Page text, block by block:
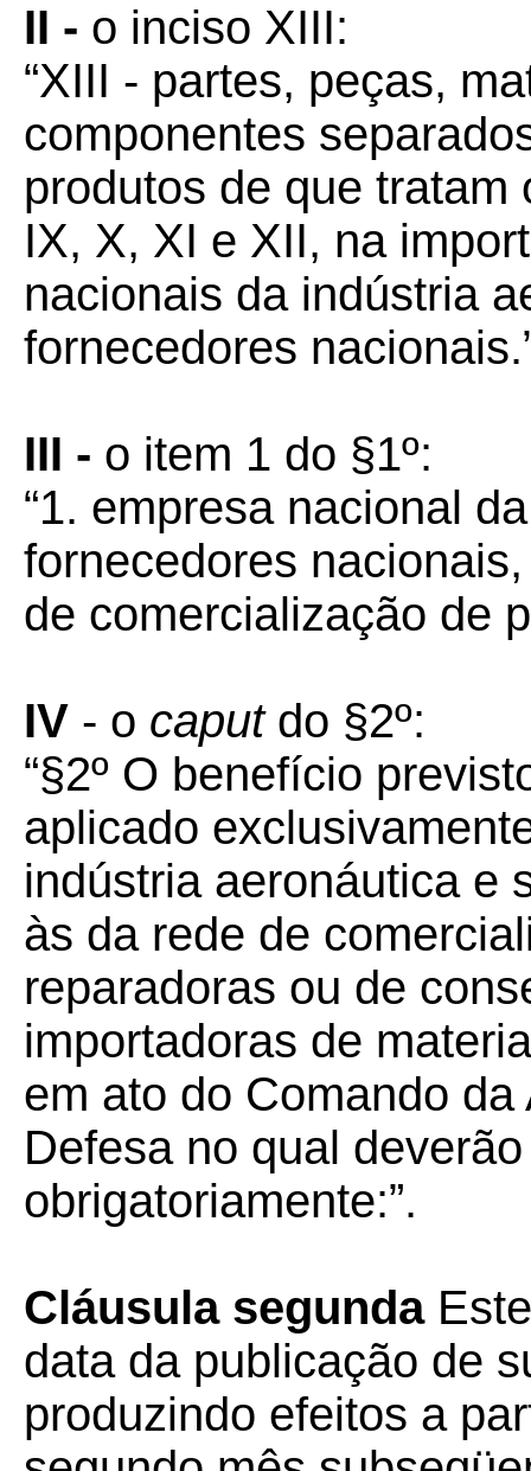
II - o inciso XIII:
“XIII - partes, peças,
componentes
produtos de que tratam
IX, X, XI e XII, na
nacionais da indústria
fornecedores
III - o item 1 do §1º:
“1. empresa nacional
fornecedores
de comercialização de
IV - o caputdo §2º:
“§2º O benefício
aplicado
indústria aeronáutica e
às da rede de
reparadoras ou de
importadoras de
em ato do Comando
Defesa no qual
obrigatoriamente:”.
Cláusula segunda
data da publicação de
produzindo efeitos a